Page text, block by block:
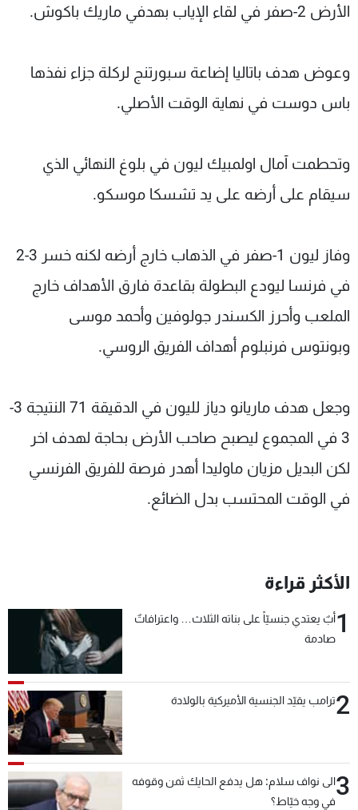
الأرض 2-صفر في لقاء الإياب بهدفي ماريك باكوش.
وعوض هدف باتاليا إضاعة سبورتنج لركلة جزاء نفذها
باس دوست في نهاية الوقت الأصلي.
وتحطمت آمال اولمبيك ليون في بلوغ النهائي الذي
سيقام على أرضه على يد تشسكا موسكو.
وفاز ليون 1-صفر في الذهاب خارج أرضه لكنه خسر 3-2
في فرنسا ليودع البطولة بقاعدة فارق الأهداف خارج
الملعب وأحرز الكسندر جولوفين وأحمد موسى
وبونتوس فرنبلوم أهداف الفريق الروسي.
وجعل هدف ماريانو دياز لليون في الدقيقة 71 النتيجة 3-
3 في المجموع ليصبح صاحب الأرض بحاجة لهدف اخر
لكن البديل مزيان ماوليدا أهدر فرصة للفريق الفرنسي
في الوقت المحتسب بدل الضائع.
الأكثر قراءة
1أبٌ يعتدي جنسيّاً على بناته الثلاث… واعترافاتٌ
صادمة
2ترامب يقيّد الجنسية الأميركية بالولادة
3الى نواف سلام: هل يدفع الحايك ثمن وقوفه
في وجه خيّاط؟